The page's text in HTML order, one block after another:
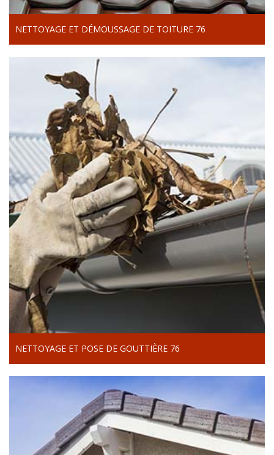
NETTOYAGE ET DÉMOUSSAGE DE TOITURE 76
NETTOYAGE ET POSE DE GOUTTIÈRE 76